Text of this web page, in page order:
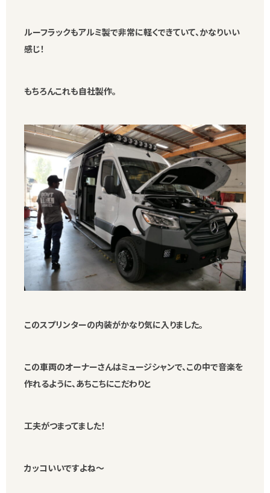
ルーフラックもアルミ製で非常に軽くできていて、かなりいい
感じ！
もちろんこれも自社製作。
このスプリンターの内装がかなり気に入りました。
この車両のオーナーさんはミュージシャンで、この中で音楽を
作れるように、あちこちにこだわりと
工夫がつまってました！
カッコいいですよね～